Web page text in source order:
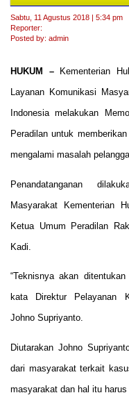
Sabtu, 11 Agustus 2018 | 5:34 pm
Reporter:
Posted by: admin
HUKUM –Kementerian
Layanan Komunikasi
Indonesia melakukan
Peradilan untuk
mengalami masalah
Penandatanganan
Masyarakat Kementerian
Ketua Umum Peradilan
Kadi.
“Teknisnya akan
kata Direktur Pelayanan
Johno Supriyanto.
Diutarakan Johno
dari masyarakat terkait
masyarakat dan hal itu